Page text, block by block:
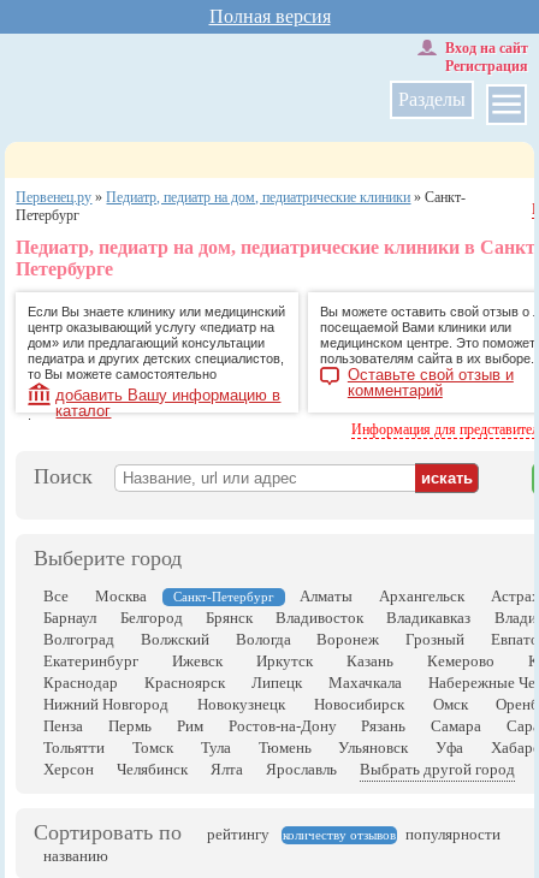
Полная версия
Разделы
Вход на сайт
Регистрация
Первенец.ру »Педиатр, педиатр на дом, педиатрические клиники »Санкт-
Петербург
Педиатр, педиатр на дом, педиатрические клиники в
Петербурге
Если Вы знаете клинику или медицинский
центр оказывающий услугу «педиатр на
дом» или предлагающий консультации
педиатра и других детских специалистов,
то Вы можете самостоятельно
добавить Вашу информацию в
каталог
.
Вы можете оставить свой отзыв о
посещаемой Вами клиники или
медицинском центре. Это поможет
пользователям сайта в их выборе.
Оставьте свой отзыв и
комментарий
Информация для
Поиск
Выберите город
Все Москва Санкт-Петербург Алматы Архангельск
Барнаул
Белгород Брянск Владивосток Владикавказ
Волгоград
Волжский Вологда Воронеж Грозный
Екатеринбург
Ижевск Иркутск Казань Кемерово
Краснодар
Красноярск Липецк Махачкала
Набережные
Нижний Новгород
Новокузнецк Новосибирск Омск
Пенза
Пермь Рим Ростов-на-Дону Рязань Самара
Тольятти
Томск Тула Тюмень Ульяновск Уфа
Херсон
Челябинск Ялта Ярославль Выбрать другой город
Сортировать по рейтингу количеству отзывов
популярности
названию